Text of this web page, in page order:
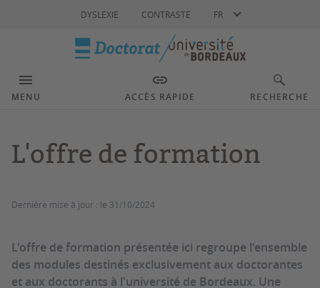
DYSLEXIE CONTRASTE FR
MENU ACCÈS RAPIDE RECHERCHE
L'offre de formation
Dernière mise à jour : le 31/10/2024
L'offre de formation présentée ici regroupe l'ensemble
des modules destinés exclusivement aux doctorantes
et aux doctorants à l'université de Bordeaux. Une